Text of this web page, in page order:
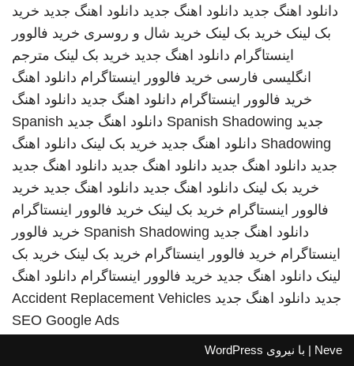
دانلود اهنگ جدید دانلود اهنگ جدید دانلود اهنگ جدید خرید
بک لینک خرید بک لینک خرید شال و روسری خرید فالوور
اینستاگرام دانلود اهنگ جدید خرید بک لینک مترجم
انگلیسی فارسی خرید فالوور اینستاگرام دانلود اهنگ
خرید فالوور اینستاگرام دانلود اهنگ جدید دانلود اهنگ
جدید Spanish Shadowing دانلود اهنگ جدید Spanish
Shadowing دانلود اهنگ جدید خرید بک لینک دانلود اهنگ
جدید دانلود اهنگ جدید دانلود اهنگ جدید دانلود اهنگ جدید
خرید بک لینک دانلود اهنگ جدید دانلود اهنگ جدید خرید
فالوور اینستاگرام خرید بک لینک خرید فالوور اینستاگرام
دانلود اهنگ جدید Spanish Shadowing خرید فالوور
اینستاگرام خرید فالوور اینستاگرام خرید بک لینک خرید بک
لینک دانلود اهنگ جدید خرید فالوور اینستاگرام دانلود اهنگ
جدید دانلود اهنگ جدید Accident Replacement Vehicles
SEO Google Ads
Neve | با نیروی WordPress